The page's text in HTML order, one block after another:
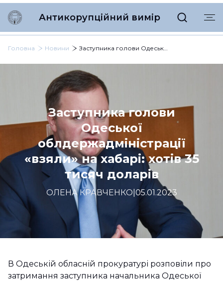
Антикорупційний вимір
Головна Новини Заступника голови Одеської облдержадміністрації «взяли» на хабарі: хотів 35 тисяч доларів
Заступника голови
Одеської
облдержадміністрації
«взяли» на хабарі: хотів 35
тисяч доларів
ОЛЕНА КРАВЧЕНКО 05.01.2023
В Одеській обласній прокуратурі розповіли про
затримання заступника начальника Одеської